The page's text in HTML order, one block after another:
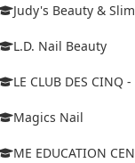
Judy's Beauty &
L.D. Nail Beauty
LE CLUB DES CINQ
Magics Nail
ME EDUCATION